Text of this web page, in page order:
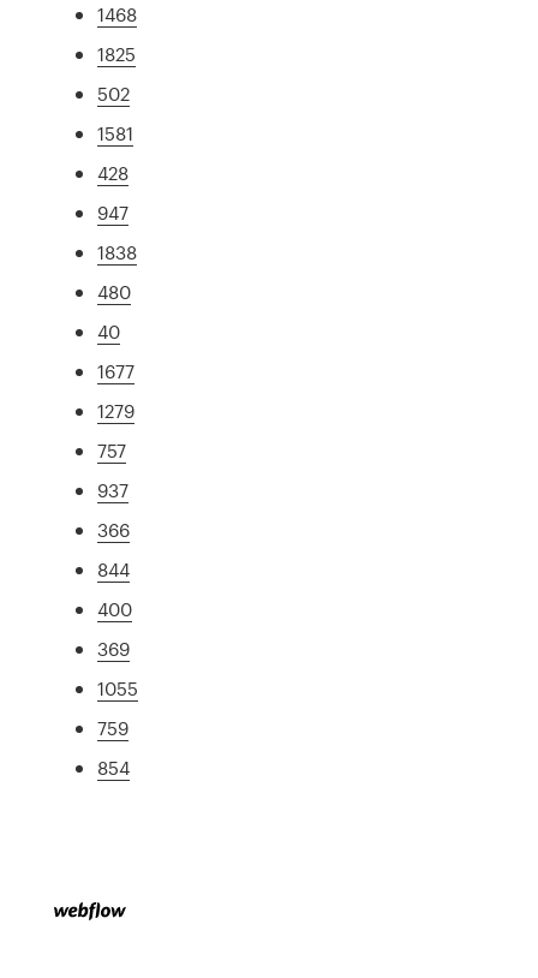
1468
1825
502
1581
428
947
1838
480
40
1677
1279
757
937
366
844
400
369
1055
759
854